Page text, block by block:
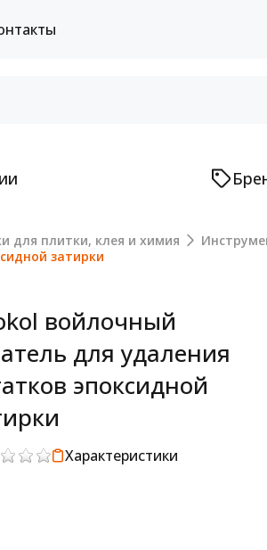
для плитки, клея и химия
затирки
войлочный
для удаления
эпоксидной
Характеристики